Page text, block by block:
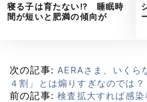
寝る子は育たない⁉ 睡眠時
間が短いと肥満の傾向が
次の記事: AERAさま、いくら
４割」とは煽りすぎなのでは？
前の記事:検査拡大すれば感